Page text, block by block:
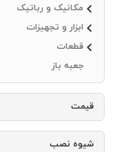
مکانیک و رباتیک
ابزار و تجهیزات
قطعات
جعبه باز
قیمت
شیوه نصب